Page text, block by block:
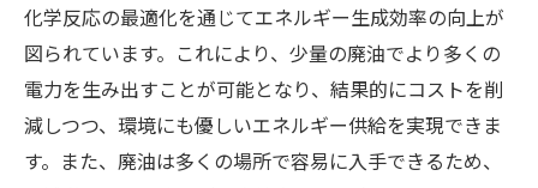
化学反応の最適化を通じてエネルギー生成効率の向上が
図られています。これにより、少量の廃油でより多くの
電力を生み出すことが可能となり、結果的にコストを削
減しつつ、環境にも優しいエネルギー供給を実現できま
す。また、廃油は多くの場所で容易に入手できるため、